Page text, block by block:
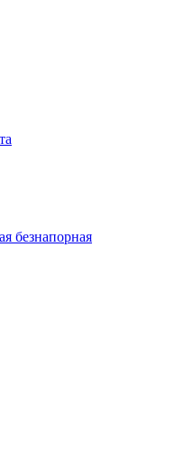
безнапорная